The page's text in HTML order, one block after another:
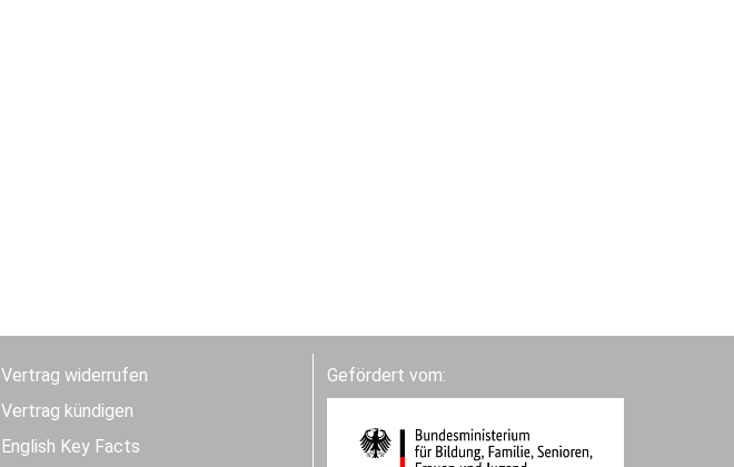
Vertrag widerrufen
Vertrag kündigen
English Key Facts
Gefördert vom: